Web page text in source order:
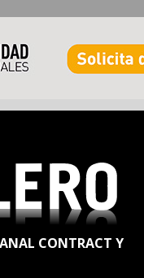
CONTRACT Y